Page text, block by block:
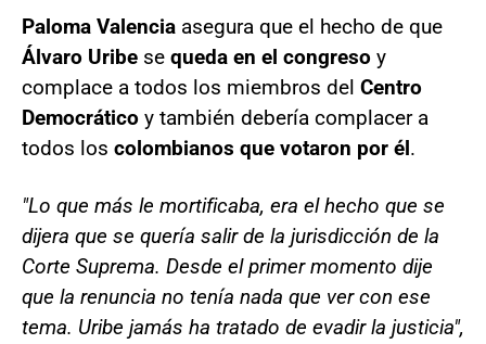
Paloma Valencia asegura que el hecho de que
Álvaro Uribe se queda en el congreso y
complace a todos los miembros del Centro
Democrático y también debería complacer a
todos los colombianos que votaron por él.
"Lo que más le mortificaba, era el hecho que se
dijera que se quería salir de la jurisdicción de la
Corte Suprema. Desde el primer momento dije
que la renuncia no tenía nada que ver con ese
tema. Uribe jamás ha tratado de evadir la justicia",